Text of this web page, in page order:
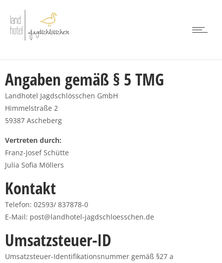
Angaben gemäß § 5 TMG
Landhotel Jagdschlösschen GmbH
Himmelstraße 2
59387 Ascheberg
Vertreten durch:
Franz-Josef Schütte
Julia Sofia Möllers
Kontakt
Telefon: 02593/ 837878-0
E-Mail: post@landhotel-jagdschloesschen.de
Umsatzsteuer-ID
Umsatzsteuer-Identifikationsnummer gemäß §27 a